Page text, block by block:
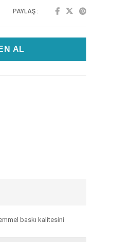
PAYLAŞ :
baskı kalitesini